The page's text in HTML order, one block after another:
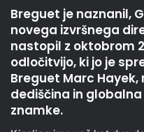
Breguet je naznanil,
novega izvršnega
nastopil z oktobrom
odločitvijo, ki jo je
Breguet Marc Hayek,
dediščina in
znamke.